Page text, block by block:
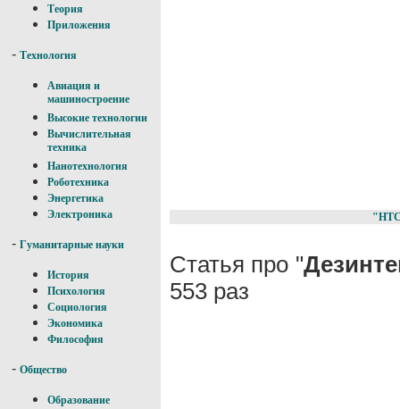
Теория
Приложения
- Технология
Авиация и
машиностроение
Высокие технологии
Вычислительная
техника
Нанотехнология
Роботехника
Энергетика
Электроника
- Гуманитарные науки
История
Психология
Социология
Экономика
Философия
- Общество
Образование
Статья про "
553 раз